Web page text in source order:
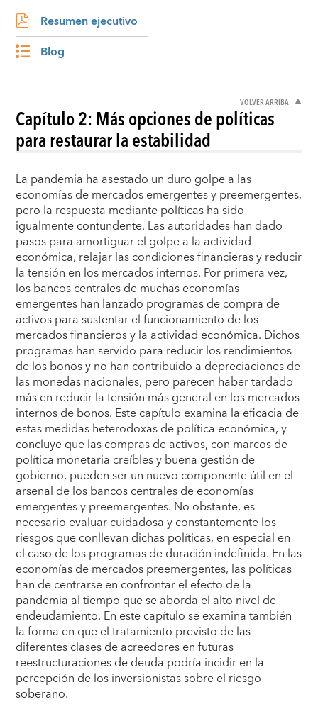
Resumen ejecutivo
Blog
VOLVER ARRIBA
Capítulo 2: Más opciones de políticas
para restaurar la estabilidad
La pandemia ha asestado un duro golpe a las
economías de mercados emergentes y preemergentes,
pero la respuesta mediante políticas ha sido
igualmente contundente. Las autoridades han dado
pasos para amortiguar el golpe a la actividad
económica, relajar las condiciones financieras y reducir
la tensión en los mercados internos. Por primera vez,
los bancos centrales de muchas economías
emergentes han lanzado programas de compra de
activos para sustentar el funcionamiento de los
mercados financieros y la actividad económica. Dichos
programas han servido para reducir los rendimientos
de los bonos y no han contribuido a depreciaciones de
las monedas nacionales, pero parecen haber tardado
más en reducir la tensión más general en los mercados
internos de bonos. Este capítulo examina la eficacia de
estas medidas heterodoxas de política económica, y
concluye que las compras de activos, con marcos de
política monetaria creíbles y buena gestión de
gobierno, pueden ser un nuevo componente útil en el
arsenal de los bancos centrales de economías
emergentes y preemergentes. No obstante, es
necesario evaluar cuidadosa y constantemente los
riesgos que conllevan dichas políticas, en especial en
el caso de los programas de duración indefinida. En las
economías de mercados preemergentes, las políticas
han de centrarse en confrontar el efecto de la
pandemia al tiempo que se aborda el alto nivel de
endeudamiento. En este capítulo se examina también
la forma en que el tratamiento previsto de las
diferentes clases de acreedores en futuras
reestructuraciones de deuda podría incidir en la
percepción de los inversionistas sobre el riesgo
soberano.